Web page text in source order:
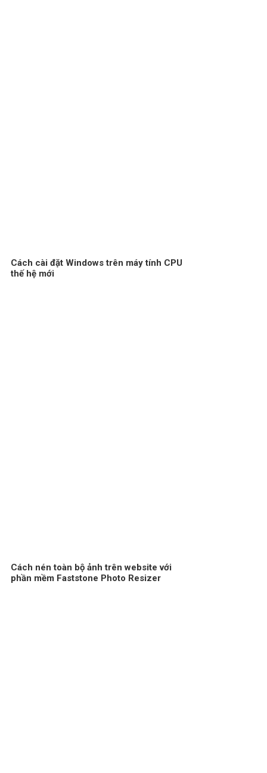
Cách cài đặt Windows trên máy tính CPU
thế hệ mới
Cách nén toàn bộ ảnh trên website với
phần mềm Faststone Photo Resizer